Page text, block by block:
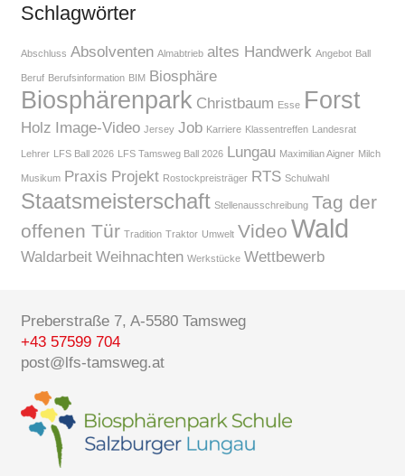
Schlagwörter
Abschluss Absolventen Almabtrieb altes Handwerk Angebot Ball
Beruf Berufsinformation BIM Biosphäre
Biosphärenpark Christbaum Esse Forst
Holz Image-Video Jersey Job Karriere Klassentreffen Landesrat
Lehrer LFS Ball 2026 LFS Tamsweg Ball 2026 Lungau Maximilian Aigner Milch
Musikum Praxis Projekt Rostockpreisträger RTS Schulwahl
Staatsmeisterschaft Stellenausschreibung Tag der
offenen Tür Tradition Traktor Umwelt Video Wald
Waldarbeit Weihnachten Werkstücke Wettbewerb
Preberstraße 7, A-5580 Tamsweg
+43 57599 704
post@lfs-tamsweg.at